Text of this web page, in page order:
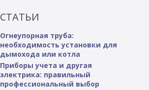
СТАТЬИ
Огнеупорная труба:
необходимость установки для
дымохода или котла
Приборы учета и другая
электрика: правильный
профессиональный выбор